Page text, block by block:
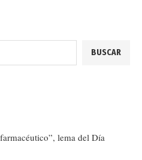
BUSCAR
lema del Día